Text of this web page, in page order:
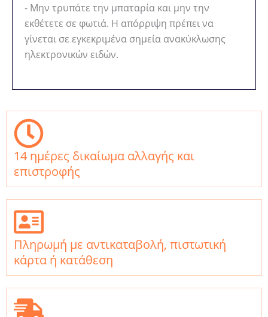
- Μην τρυπάτε την μπαταρία και μην την
εκθέτετε σε φωτιά. Η απόρριψη πρέπει να
γίνεται σε εγκεκριμένα σημεία ανακύκλωσης
ηλεκτρονικών ειδών.
14 ημέρες δικαίωμα αλλαγής και
επιστροφής
Πληρωμή με αντικαταβολή, πιστωτική
κάρτα ή κατάθεση